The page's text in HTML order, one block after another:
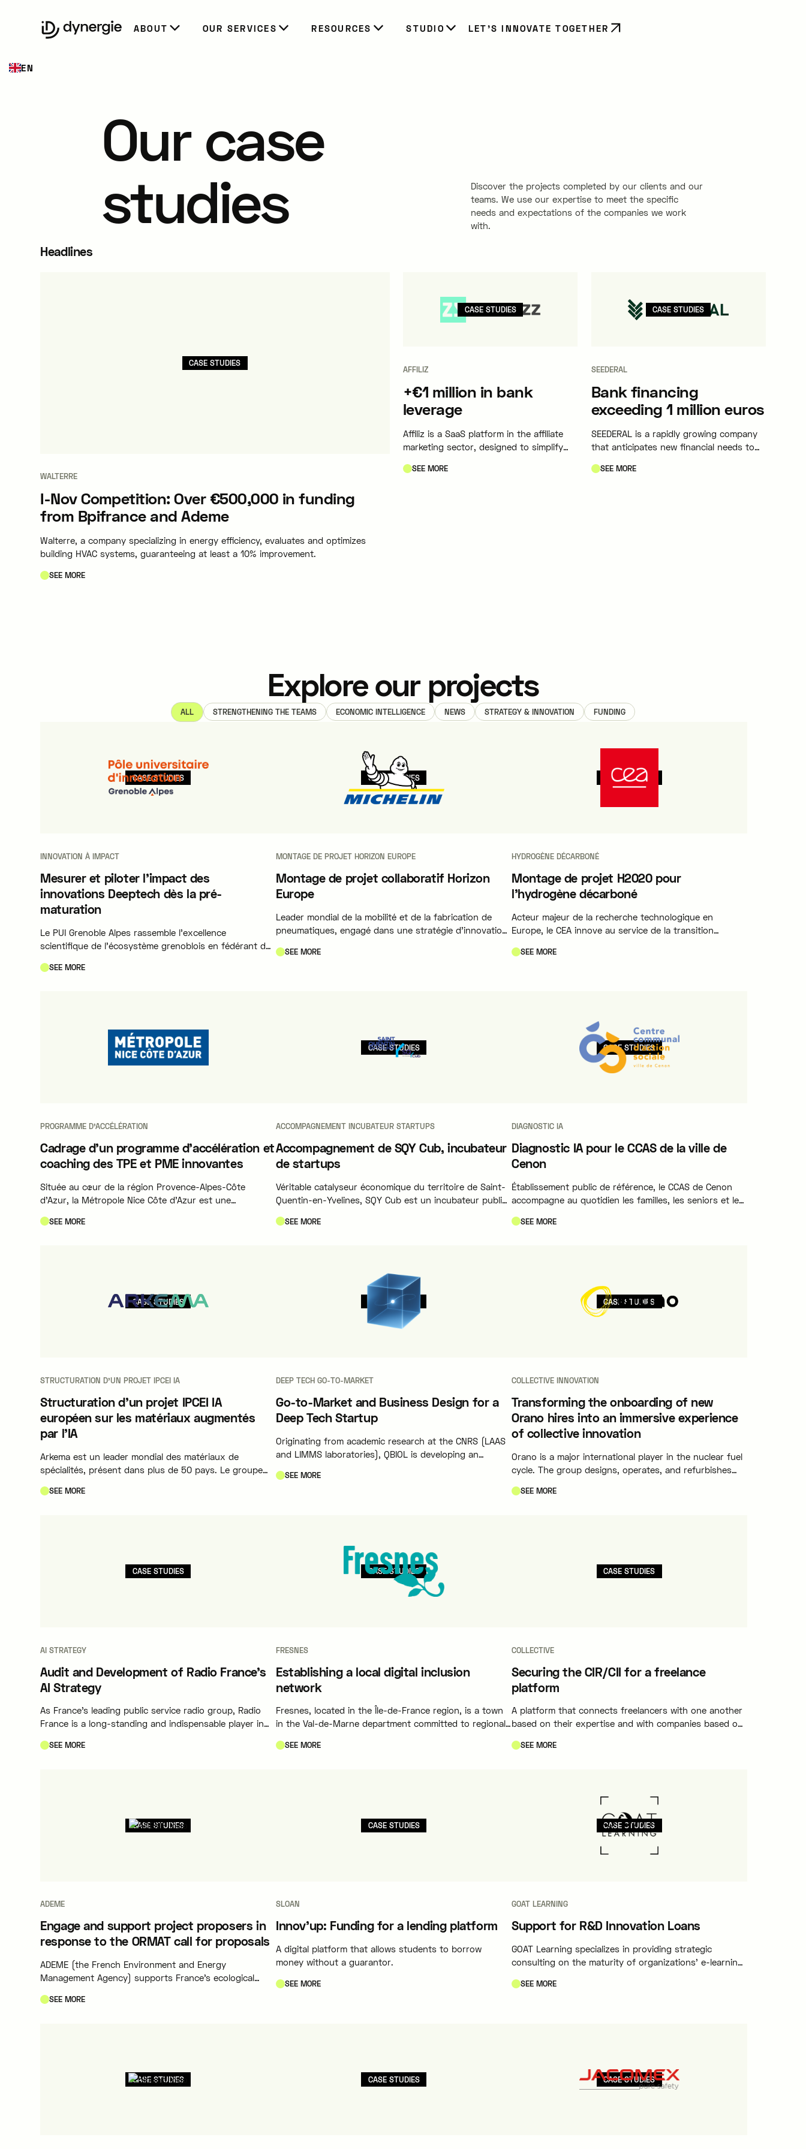
ABOUT OUR SERVICES RESOURCES STUDIO LET’S INNOVATE TOGETHER
EN
Our case
studies
Discover the projects completed by our clients and our
teams. We use our expertise to meet the specific
needs and expectations of the companies we work
with.
Headlines
CASE STUDIES
WALTERRE
I-Nov Competition: Over €500,000 in funding
from Bpifrance and Ademe
Walterre, a company specializing in energy efficiency, evaluates and optimizes
building HVAC systems, guaranteeing at least a 10% improvement.
SEE MORE
CASE STUDIES
AFFILIZ
+€1 million in bank
leverage
Affiliz is a SaaS platform in the affiliate
marketing sector, designed to simplify
content for content creators and media
SEE MORE
CASE STUDIES
SEEDERAL
Bank financing
exceeding 1 million euros
SEEDERAL is a rapidly growing company
that anticipates new financial needs to
SEE MORE
Explore our projects
ALL STRENGTHENING THE TEAMS ECONOMIC INTELLIGENCE NEWS STRATEGY & INNOVATION FUNDING
CASE STUDIES
INNOVATION À IMPACT
Mesurer et piloter l'impact des
innovations Deeptech dès la pré-
maturation
Le PUI Grenoble Alpes rassemble l'excellence
scientifique de l'écosystème grenoblois en fédérant des
(Université Grenoble Alpes, CNRS, CEA, Inria, Inserm, IRD,
émerger les pépites Deeptech de demain.
SEE MORE
CASE STUDIES
MONTAGE DE PROJET HORIZON EUROPE
Montage de projet collaboratif Horizon
Europe
Leader mondial de la mobilité et de la fabrication de
pneumatiques, engagé dans une stratégie d'innovation
d'ici 2050. Michelin fédère et orchestre un écosystème
SEE MORE
CASE STUDIES
HYDROGÈNE DÉCARBONÉ
Montage de projet H2020 pour
l'hydrogène décarboné
Acteur majeur de la recherche technologique en
Europe, le CEA innove au service de la transition
pour l'industrialisation des technologies bas-carbone.
SEE MORE
CASE STUDIES
PROGRAMME D'ACCÉLÉRATION
Cadrage d’un programme d’accélération et
coaching des TPE et PME innovantes
Située au cœur de la région Provence-Alpes-Côte
d'Azur, la Métropole Nice Côte d'Azur est une
l'innovation territoriale. À travers sa Direction du
SEE MORE
CASE STUDIES
ACCOMPAGNEMENT INCUBATEUR STARTUPS
Accompagnement de SQY Cub, incubateur
de startups
Véritable catalyseur économique du territoire de Saint-
Quentin-en-Yvelines, SQY Cub est un incubateur public
passage à l'échelle d'entreprises innovantes à fort
SEE MORE
CASE STUDIES
DIAGNOSTIC IA
Diagnostic IA pour le CCAS de la ville de
Cenon
Établissement public de référence, le CCAS de Cenon
accompagne au quotidien les familles, les seniors et les
démarches sociales. Il se distingue notamment par la
SEE MORE
CASE STUDIES
STRUCTURATION D’UN PROJET IPCEI IA
Structuration d’un projet IPCEI IA
européen sur les matériaux augmentés
par l’IA
Arkema est un leader mondial des matériaux de
spécialités, présent dans plus de 50 pays. Le groupe
répondre aux grands défis de la transition énergétique,
SEE MORE
CASE STUDIES
DEEP TECH GO-TO-MARKET
Go-to-Market and Business Design for a
Deep Tech Startup
Originating from academic research at the CNRS (LAAS
and LIMMS laboratories), QBIOL is developing an
nanoelectrochemical and bioelectrochemical
SEE MORE
CASE STUDIES
COLLECTIVE INNOVATION
Transforming the onboarding of new
Orano hires into an immersive experience
of collective innovation
Orano is a major international player in the nuclear fuel
cycle. The group designs, operates, and refurbishes
and regulatory requirements, while actively recruiting
SEE MORE
CASE STUDIES
AI STRATEGY
Audit and Development of Radio France's
AI Strategy
As France’s leading public service radio group, Radio
France is a long-standing and indispensable player in
stations and its mission to provide news, culture, and
SEE MORE
CASE STUDIES
FRESNES
Establishing a local digital inclusion
network
Fresnes, located in the Île-de-France region, is a town
in the Val-de-Marne department committed to regional
program of the Greater Paris Metropolis.
SEE MORE
CASE STUDIES
COLLECTIVE
Securing the CIR/CII for a freelance
platform
A platform that connects freelancers with one another
based on their expertise and with companies based on
SEE MORE
CASE STUDIES
ADEME
Engage and support project proposers in
response to the ORMAT call for proposals
ADEME (the French Environment and Energy
Management Agency) supports France's ecological
dedicated budget.
SEE MORE
CASE STUDIES
SLOAN
Innov'up: Funding for a lending platform
A digital platform that allows students to borrow
money without a guarantor.
SEE MORE
CASE STUDIES
GOAT LEARNING
Support for R&D Innovation Loans
GOAT Learning specializes in providing strategic
consulting on the maturity of organizations' e-learning
SEE MORE
CASE STUDIES CASE STUDIES CASE STUDIES